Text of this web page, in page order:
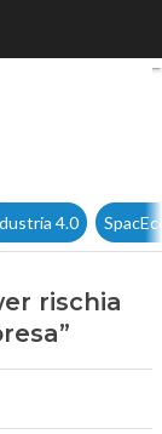
“Golden
4.0
rischia